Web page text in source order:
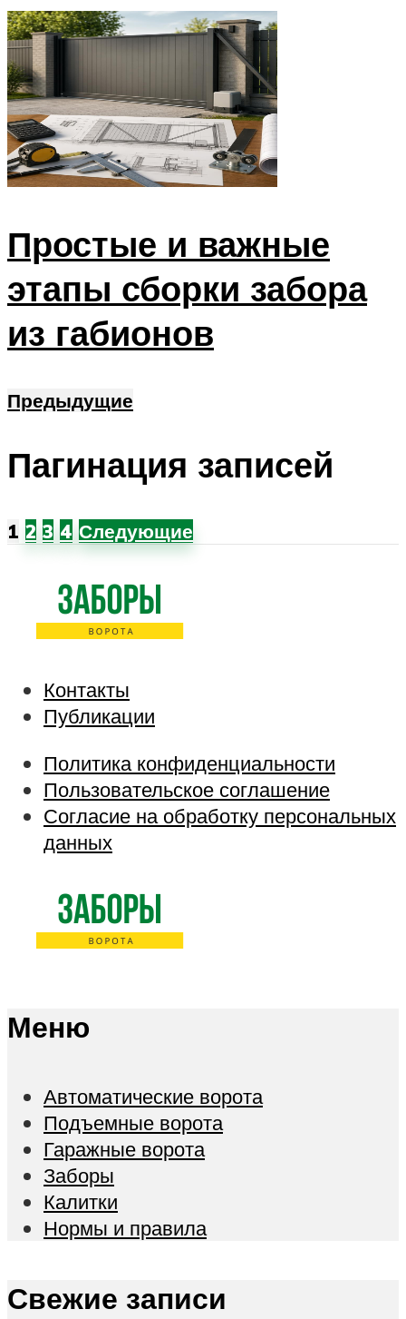
Простые и важные
этапы сборки забора
из габионов
Предыдущие
Пагинация записей
1 2 3 4 Следующие
Контакты
Публикации
Политика конфиденциальности
Пользовательское соглашение
Согласие на обработку персональных
данных
Меню
Автоматические ворота
Подъемные ворота
Гаражные ворота
Заборы
Калитки
Нормы и правила
Свежие записи